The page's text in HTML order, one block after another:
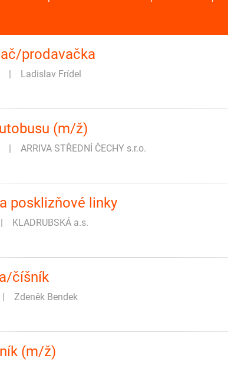
prodavačka
Ladislav Frídel
(m/ž)
ARRIVA STŘEDNÍ ČECHY s.r.o.
posklizňové linky
KLADRUBSKÁ a.s.
číšník
Zdeněk Bendek
(m/ž)